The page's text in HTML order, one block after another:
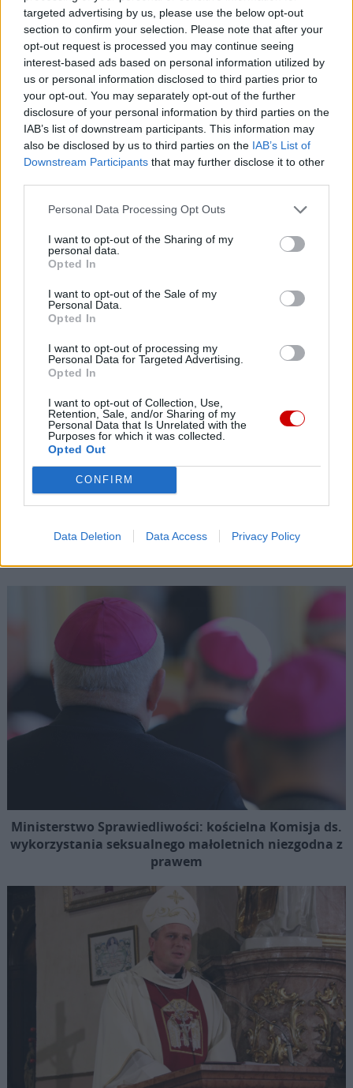
targeted advertising by us, please use the below opt-out
section to confirm your selection. Please note that after your
opt-out request is processed you may continue seeing
interest-based ads based on personal information utilized by
us or personal information disclosed to third parties prior to
your opt-out. You may separately opt-out of the further
disclosure of your personal information by third parties on the
IAB’s list of downstream participants. This information may
also be disclosed by us to third parties on the IAB’s List of
Downstream Participants that may further disclose it to other
Personal Data Processing Opt Outs
I want to opt-out of the Sharing of my
personal data.
Opted In
I want to opt-out of the Sale of my
Personal Data.
Opted In
I want to opt-out of processing my
Personal Data for Targeted Advertising.
Opted In
I want to opt-out of Collection, Use,
Retention, Sale, and/or Sharing of my
Personal Data that Is Unrelated with the
Purposes for which it was collected.
Opted Out
CONFIRM
Data Deletion Data Access Privacy Policy
Facebook
TwitterMessengerWhatsApp
EmailCopy
Link
Print
Wersja do druku
ABP MAREK JĘDRASZEWSKI DOMINIKANIE
NIESZPORY
Najnowsze
Nuncjusz na Ukrainie: wojna wciąż pochłania ofiary
Papież do młodych w Asyżu: idźcie na peryferie i budujcie
cywilizację miłości
06 sierpnia 2026 | 14:51
Kardynał Aveline: dla Avvenire o odrodzeniu wiary we Francji
06 sierpnia 2026 | 14:32
Ministerstwo Sprawiedliwości: kościelna Komisja ds.
wykorzystania seksualnego małoletnich niezgodna z
prawem